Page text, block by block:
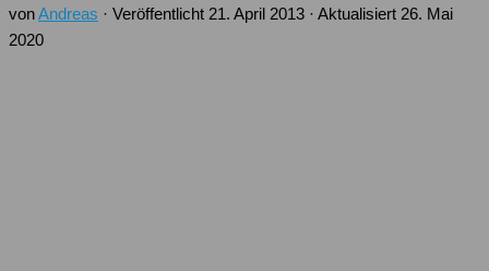
vonAndreas · Veröffentlicht 21. April 2013 · Aktualisiert 26. Mai
2020